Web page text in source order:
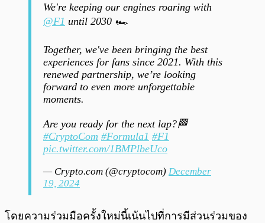
We're keeping our engines roaring with
@F1 until 2030 🏎
Together, we've been bringing the best
experiences for fans since 2021. With this
renewed partnership, we’re looking
forward to even more unforgettable
moments.
Are you ready for the next lap?🏁
#CryptoCom #Formula1 #F1
pic.twitter.com/1BMPlbeUco
— Crypto.com (@cryptocom) December
19, 2024
โดยความร่วมมือครั้งใหม่นี้เน้นไปที่การมีส่วนร่วมของ